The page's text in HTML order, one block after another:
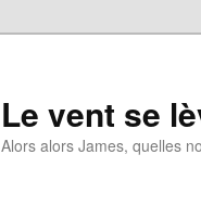
Le vent se
Alors alors James, quelles